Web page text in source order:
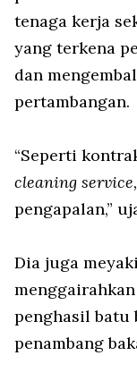
tenaga kerja
yang terkena
dan
pertambangan.
“Seperti
cleaning
pengapalan,”
Dia juga
penghasil batu
penambang